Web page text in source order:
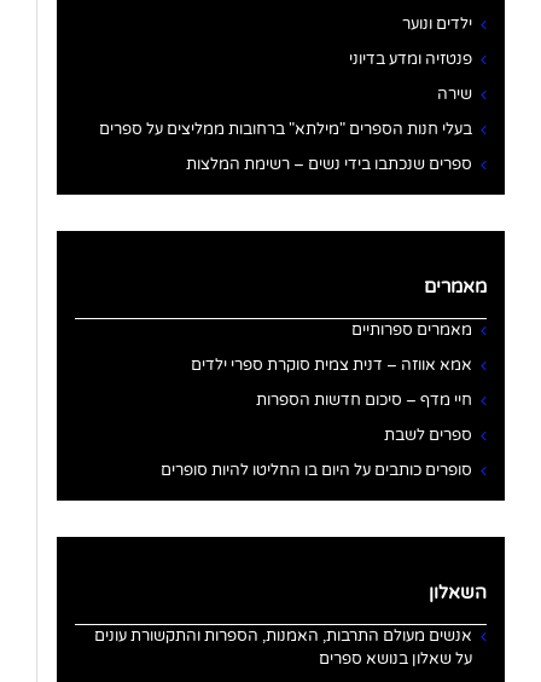
ילדים ונוער
פנטזיה ומדע בדיוני
שירה
בעלי חנות הספרים "מילתא" ברחובות ממליצים על ספרים
ספרים שנכתבו בידי נשים – רשימת המלצות
מאמרים
מאמרים ספרותיים
אמא אווזה – דנית צמית סוקרת ספרי ילדים
חיי מדף – סיכום חדשות הספרות
ספרים לשבת
סופרים כותבים על היום בו החליטו להיות סופרים
השאלון
אנשים מעולם התרבות, האמנות, הספרות והתקשורת עונים
על שאלון בנושא ספרים